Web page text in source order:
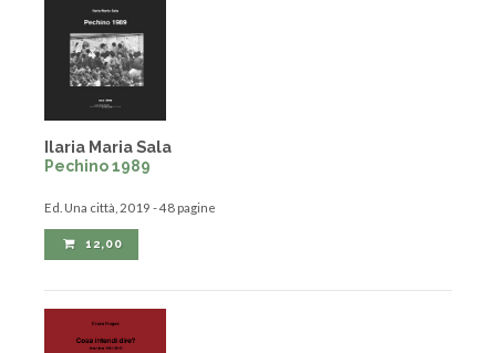
Ilaria Maria Sala
Pechino 1989
Ed. Una città, 2019 - 48 pagine
12,00